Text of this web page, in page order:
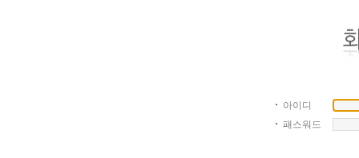
아이디
패스워드